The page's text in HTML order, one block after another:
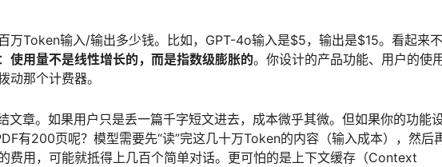
万Token输入/输出多少钱。比如，GPT-4o输入是$5，输出是$15。看起来不
使用量不是线性增长的，而是指数级膨胀的。你设计的产品功能、用户的使
动那个计费器。
文章。如果用户只是丢一篇千字短文进去，成本微乎其微。但如果你的功能
有200页呢？模型需要先“读”完这几十万Token的内容（输入成本），然后
费用，可能就抵得上几百个简单对话。更可怕的是上下文缓存（Context